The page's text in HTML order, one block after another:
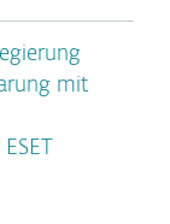
mit